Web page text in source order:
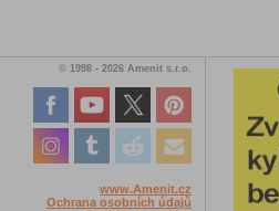
© 1998 - 2026 Amenit s.r.o.
www.Amenit.cz
Ochrana osobních údajů